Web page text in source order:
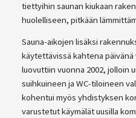
tiettyihin saunan kiukaan
huolelliseen, pitkään
Sauna-aikojen lisäksi
käytettävissä kahtena
luovuttiin vuonna 2002, jolloin
suihkuineen ja WC-tiloineen
kohentui myös yhdistyksen
varustetut käymälät uusilla